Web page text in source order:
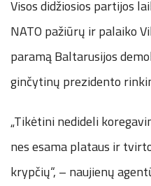
Visos didžiosios partijos
NATO pažiūrų ir palaiko
paramą Baltarusijos
ginčytinų prezidento
„Tikėtini nedideli
nes esama plataus ir
krypčių“, – naujienų